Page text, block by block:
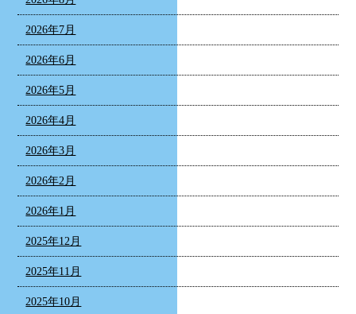
2026年7月
2026年6月
2026年5月
2026年4月
2026年3月
2026年2月
2026年1月
2025年12月
2025年11月
2025年10月